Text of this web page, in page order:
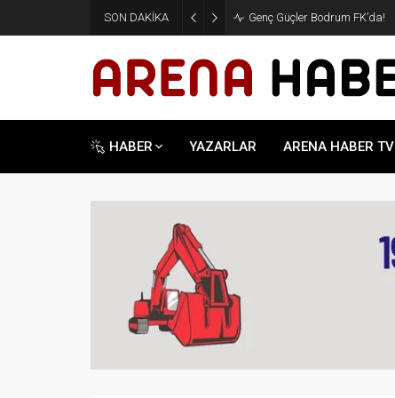
SON DAKİKA Genç Güçler Bodrum FK’da!
HABER YAZARLAR ARENA HABER TV